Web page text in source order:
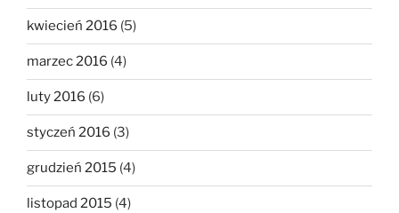
kwiecień 2016 (5)
marzec 2016 (4)
luty 2016 (6)
styczeń 2016 (3)
grudzień 2015 (4)
listopad 2015 (4)